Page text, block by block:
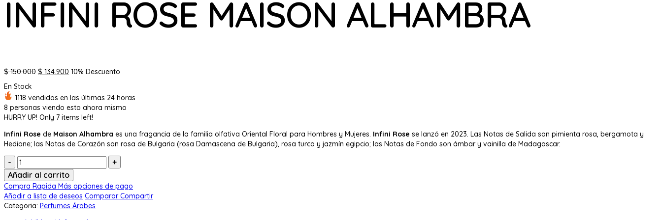
INFINI ROSE MAISON ALHAMBRA
$150.000 El
era:
$ 150.000.
$ 134.900 El
es:
$ 134.900.
10% Descuento
En Stock
1118 vendidos en las últimas 24 horas
8 personas viendo esto ahora mismo
HURRY UP! Only 7 items left!
Infini Rose de Maison Alhambra es una fragancia de la familia olfativa Oriental Floral para Hombres y Mujeres. Infini Rose se lanzó en 2023. Las Notas de Salida son pimienta rosa, bergamota y
Hedione; las Notas de Corazón son rosa de Bulgaria (rosa Damascena de Bulgaria), rosa turca y jazmín egipcio; las Notas de Fondo son ámbar y vainilla de Madagascar.
Cantidad:
Añadir al carrito
Compra Rapida Más opciones de pago
Añadir a lista de deseos CompararCompartir
Categoria: Perfumes Árabes